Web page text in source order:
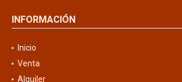
INFORMACIÓN
Inicio
Venta
Alquiler